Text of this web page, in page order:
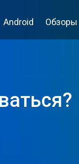
Android Обзоры